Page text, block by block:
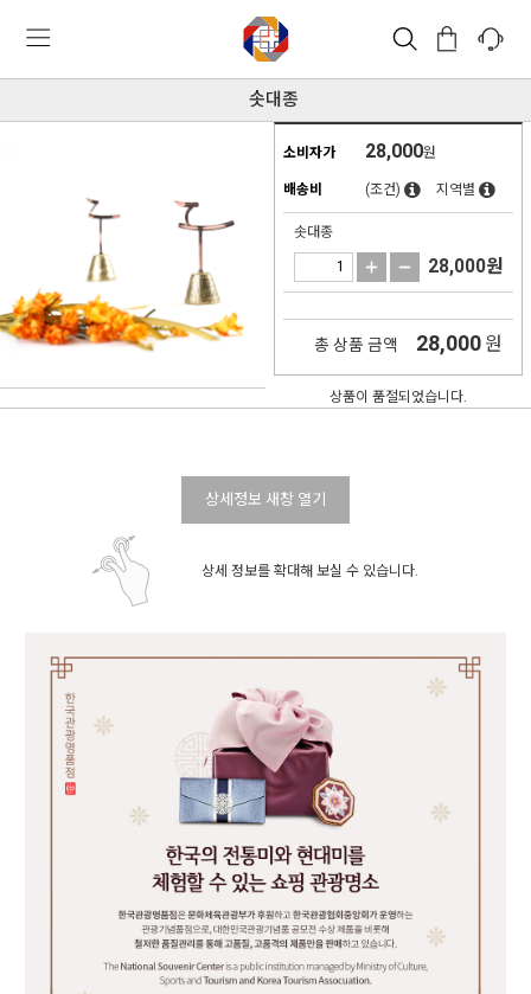
솟대종
소비자가 28,000원
배송비 (조건) 지역별
솟대종
28,000원
총 상품 금액 28,000 원
상품이 품절되었습니다.
상세정보 새창 열기
상세 정보를 확대해 보실 수 있습니다.